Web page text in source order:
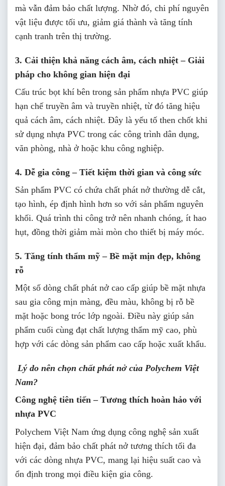
mà vẫn đảm bảo chất lượng. Nhờ đó, chi phí nguyên
vật liệu được tối ưu, giảm giá thành và tăng tính
cạnh tranh trên thị trường.
3. Cải thiện khả năng cách âm, cách nhiệt – Giải
pháp cho không gian hiện đại
Cấu trúc bọt khí bên trong sản phẩm nhựa PVC giúp
hạn chế truyền âm và truyền nhiệt, từ đó tăng hiệu
quả cách âm, cách nhiệt. Đây là yếu tố then chốt khi
sử dụng nhựa PVC trong các công trình dân dụng,
văn phòng, nhà ở hoặc khu công nghiệp.
4. Dễ gia công – Tiết kiệm thời gian và công sức
Sản phẩm PVC có chứa chất phát nở thường dễ cắt,
tạo hình, ép định hình hơn so với sản phẩm nguyên
khối. Quá trình thi công trở nên nhanh chóng, ít hao
hụt, đồng thời giảm mài mòn cho thiết bị máy móc.
5. Tăng tính thẩm mỹ – Bề mặt mịn đẹp, không
rỗ
Một số dòng chất phát nở cao cấp giúp bề mặt nhựa
sau gia công mịn màng, đều màu, không bị rỗ bề
mặt hoặc bong tróc lớp ngoài. Điều này giúp sản
phẩm cuối cùng đạt chất lượng thẩm mỹ cao, phù
hợp với các dòng sản phẩm cao cấp hoặc xuất khẩu.
Lý do nên chọn chất phát nở của Polychem Việt
Nam?
Công nghệ tiên tiến – Tương thích hoàn hảo với
nhựa PVC
Polychem Việt Nam ứng dụng công nghệ sản xuất
hiện đại, đảm bảo chất phát nở tương thích tối đa
với các dòng nhựa PVC, mang lại hiệu suất cao và
ổn định trong mọi điều kiện gia công.